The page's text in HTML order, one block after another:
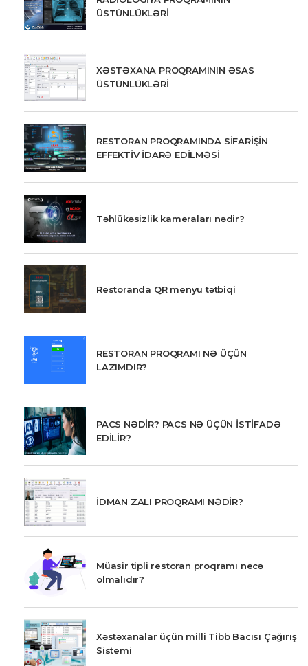
ÜSTÜNLÜKLƏRİ
XƏSTƏXANA PROQRAMININ ƏSAS
ÜSTÜNLÜKLƏRİ
RESTORAN PROQRAMINDA SİFARİŞİN
EFFEKTİV İDARƏ EDİLMƏSİ
Təhlükəsizlik kameraları nədir?
Restoranda QR menyu tətbiqi
RESTORAN PROQRAMI NƏ ÜÇÜN
LAZIMDIR?
PACS NƏDİR? PACS NƏ ÜÇÜN İSTİFADƏ
EDİLİR?
İDMAN ZALI PROQRAMI NƏDİR?
Müasir tipli restoran proqramı necə
olmalıdır?
Xəstəxanalar üçün milli Tibb Bacısı Çağırış
Sistemi